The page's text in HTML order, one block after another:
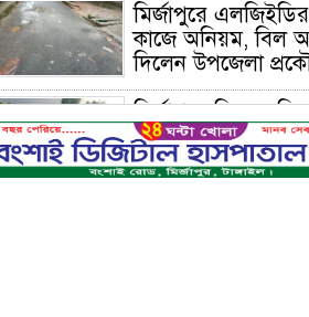
মির্জাপুরে এলজিইডির
কাজে অনিয়ম, বিল
দিলেন উপজেলা
মির্জাপুরে বিলে
অবৈধ চায়না দুয়ারি
ধ্বংস